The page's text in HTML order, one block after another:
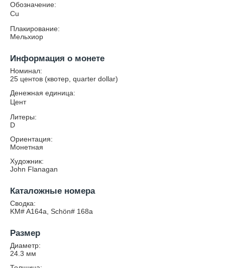
Обозначение:
Cu
Плакирование:
Мельхиор
Информация о монете
Номинал:
25 центов (квотер, quarter dollar)
Денежная единица:
Цент
Литеры:
D
Ориентация:
Монетная
Художник:
John Flanagan
Каталожные номера
Сводка:
KM# A164a, Schön# 168a
Размер
Диаметр:
24.3 мм